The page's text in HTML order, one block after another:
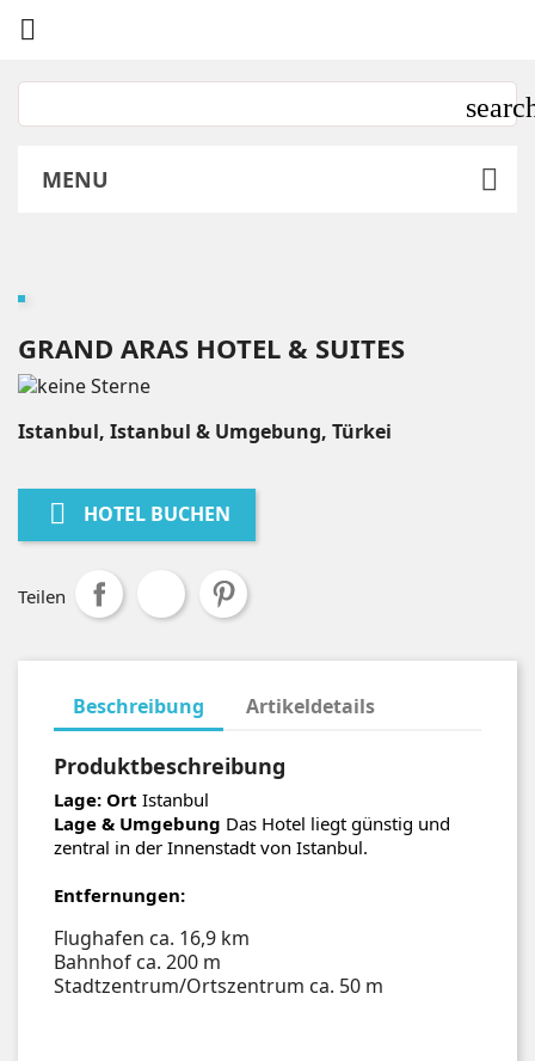

MENU
GRAND ARAS HOTEL & SUITES
Istanbul, Istanbul & Umgebung, Türkei
 HOTEL BUCHEN
Teilen
Beschreibung Artikeldetails
Produktbeschreibung
Lage: Ort Istanbul
Lage & Umgebung Das Hotel liegt günstig und
zentral in der Innenstadt von Istanbul.
Entfernungen:
Flughafen ca. 16,9 km
Bahnhof ca. 200 m
Stadtzentrum/Ortszentrum ca. 50 m